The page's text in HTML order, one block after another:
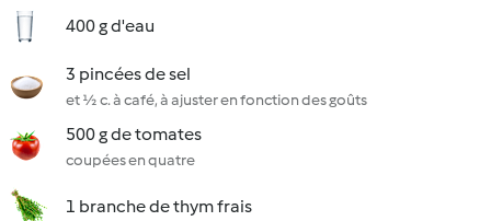
400 g d'eau
3 pincées de sel
et ½ c. à café, à ajuster en fonction des goûts
500 g de tomates
coupées en quatre
1 branche de thym frais